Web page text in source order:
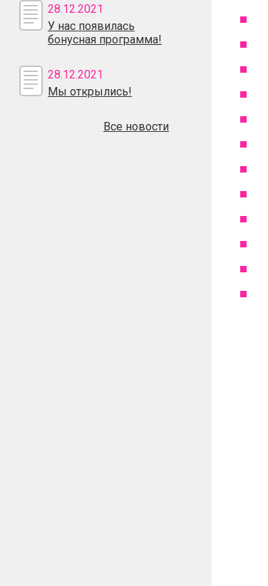
28.12.2021
У нас появилась
бонусная программа!
28.12.2021
Мы открылись!
Все новости